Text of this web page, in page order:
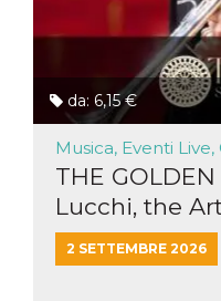
da: 6,15 €
Musica, Eventi Live,
THE
Lucchi, the
2 SETTEMBRE 2026